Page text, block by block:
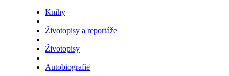
Knihy
Životopisy a reportáže
Životopisy
Autobiografie